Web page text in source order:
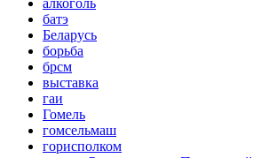
алкоголь
батэ
Беларусь
борьба
брсм
выставка
гаи
Гомель
гомсельмаш
горисполком